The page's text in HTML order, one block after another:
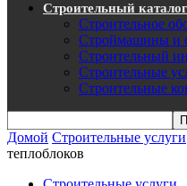
Строительный каталог
Строительное
Строймашины и
Строительный
Строительные
Строительные
Домой Строительные услуги
теплоблоков